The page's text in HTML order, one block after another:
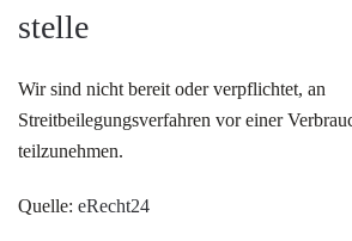
stelle
Wir sind nicht bereit oder verpflichtet, an
Streitbeilegungsverfahren vor einer
teilzunehmen.
Quelle: eRecht24